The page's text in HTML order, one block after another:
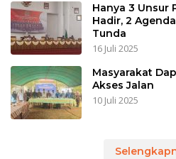
Hanya 3 Unsur
Hadir, 2
Tunda
16 Juli 2025
Masyarakat
Akses Jalan
10 Juli 2025